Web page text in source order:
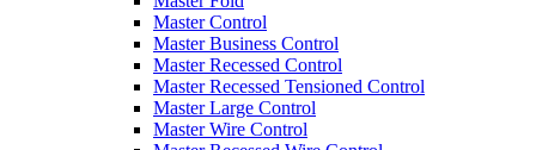
Master Control
Master Business Control
Master Recessed Control
Master Recessed Tensioned Control
Master Large Control
Master Wire Control